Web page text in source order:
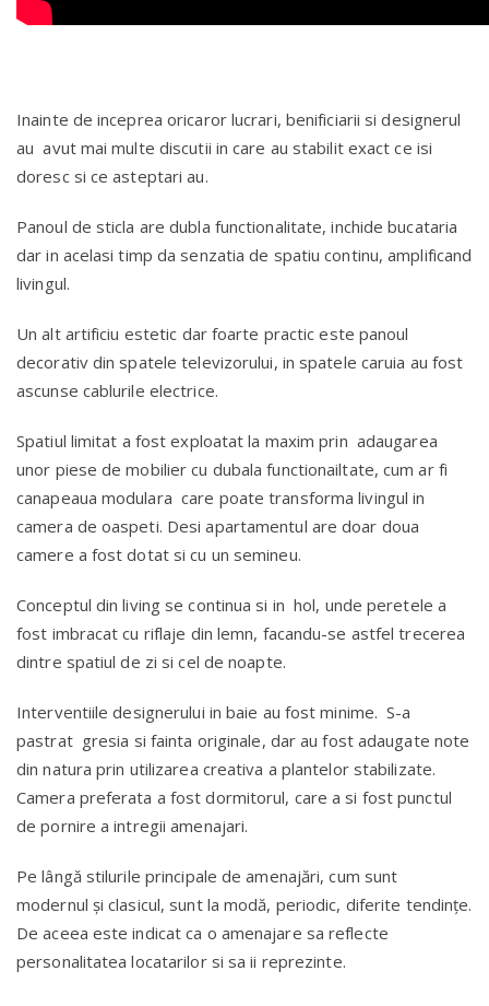
Inainte de inceprea oricaror lucrari, benificiarii si designerul
au avut mai multe discutii in care au stabilit exact ce isi
doresc si ce asteptari au.
Panoul de sticla are dubla functionalitate, inchide bucataria
dar in acelasi timp da senzatia de spatiu continu, amplificand
livingul.
Un alt artificiu estetic dar foarte practic este panoul
decorativ din spatele televizorului, in spatele caruia au fost
ascunse cablurile electrice.
Spatiul limitat a fost exploatat la maxim prin adaugarea
unor piese de mobilier cu dubala functionailtate, cum ar fi
canapeaua modulara care poate transforma livingul in
camera de oaspeti. Desi apartamentul are doar doua
camere a fost dotat si cu un semineu.
Conceptul din living se continua si in hol, unde peretele a
fost imbracat cu riflaje din lemn, facandu-se astfel trecerea
dintre spatiul de zi si cel de noapte.
Interventiile designerului in baie au fost minime. S-a
pastrat gresia si fainta originale, dar au fost adaugate note
din natura prin utilizarea creativa a plantelor stabilizate.
Camera preferata a fost dormitorul, care a si fost punctul
de pornire a intregii amenajari.
Pe lângă stilurile principale de amenajări, cum sunt
modernul și clasicul, sunt la modă, periodic, diferite tendințe.
De aceea este indicat ca o amenajare sa reflecte
personalitatea locatarilor si sa ii reprezinte.